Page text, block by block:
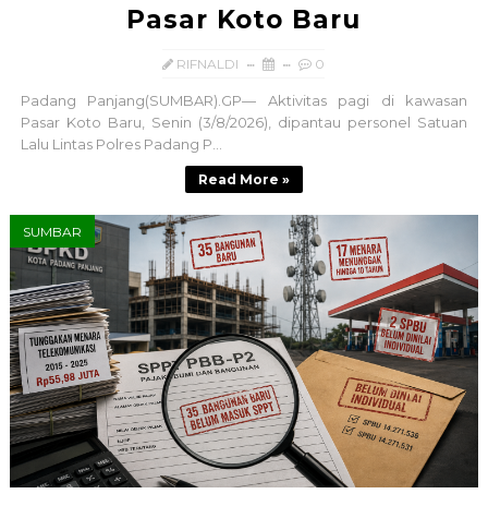
Pasar Koto Baru
RIFNALDI 0
Padang Panjang(SUMBAR).GP— Aktivitas pagi di kawasan
Pasar Koto Baru, Senin (3/8/2026), dipantau personel Satuan
Lalu Lintas Polres Padang P...
Read More »
SUMBAR